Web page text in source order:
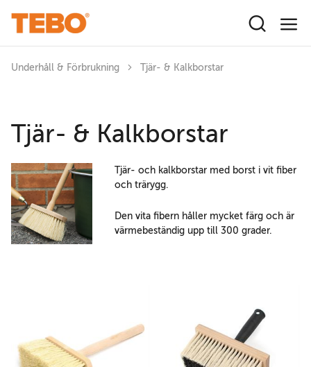
Underhåll & Förbrukning Tjär- & Kalkborstar
Tjär- & Kalkborstar
Tjär- och kalkborstar med borst i vit fiber
och trärygg.
Den vita fibern håller mycket färg och är
värmebeständig upp till 300 grader.